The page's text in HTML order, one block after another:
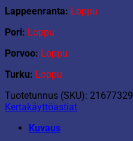
Lappeenranta: Loppu
Pori: Loppu
Porvoo: Loppu
Turku: Loppu
Tuotetunnus (SKU): 21677329
Kertakäyttöastiat
Kuvaus